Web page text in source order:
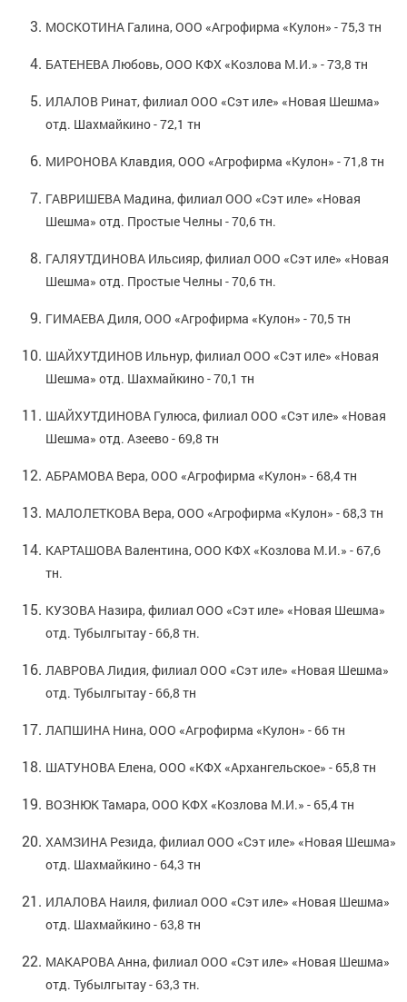
МОСКОТИНА Галина, ООО «Агрофирма «Кулон» - 75,3 тн
БАТЕНЕВА Любовь, ООО КФХ «Козлова М.И.» - 73,8 тн
ИЛАЛОВ Ринат, филиал ООО «Сэт иле» «Новая Шешма»
отд. Шахмайкино - 72,1 тн
МИРОНОВА Клавдия, ООО «Агрофирма «Кулон» - 71,8 тн
ГАВРИШЕВА Мадина, филиал ООО «Сэт иле» «Новая
Шешма» отд. Простые Челны - 70,6 тн.
ГАЛЯУТДИНОВА Ильсияр, филиал ООО «Сэт иле» «Новая
Шешма» отд. Простые Челны - 70,6 тн.
ГИМАЕВА Диля, ООО «Агрофирма «Кулон» - 70,5 тн
ШАЙХУТДИНОВ Ильнур, филиал ООО «Сэт иле» «Новая
Шешма» отд. Шахмайкино - 70,1 тн
ШАЙХУТДИНОВА Гулюса, филиал ООО «Сэт иле» «Новая
Шешма» отд. Азеево - 69,8 тн
АБРАМОВА Вера, ООО «Агрофирма «Кулон» - 68,4 тн
МАЛОЛЕТКОВА Вера, ООО «Агрофирма «Кулон» - 68,3 тн
КАРТАШОВА Валентина, ООО КФХ «Козлова М.И.» - 67,6
тн.
КУЗОВА Назира, филиал ООО «Сэт иле» «Новая Шешма»
отд. Тубылгытау - 66,8 тн.
ЛАВРОВА Лидия, филиал ООО «Сэт иле» «Новая Шешма»
отд. Тубылгытау - 66,8 тн
ЛАПШИНА Нина, ООО «Агрофирма «Кулон» - 66 тн
ШАТУНОВА Елена, ООО «КФХ «Архангельское» - 65,8 тн
ВОЗНЮК Тамара, ООО КФХ «Козлова М.И.» - 65,4 тн
ХАМЗИНА Резида, филиал ООО «Сэт иле» «Новая Шешма»
отд. Шахмайкино - 64,3 тн
ИЛАЛОВА Наиля, филиал ООО «Сэт иле» «Новая Шешма»
отд. Шахмайкино - 63,8 тн
МАКАРОВА Анна, филиал ООО «Сэт иле» «Новая Шешма»
отд. Тубылгытау - 63,3 тн.